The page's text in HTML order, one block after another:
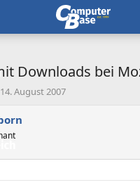
Downloads bei
E
s
e
t
14. August 2007